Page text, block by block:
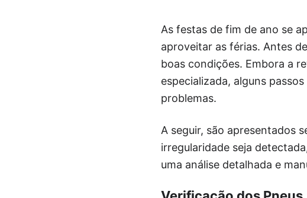
As festas de fim de ano se
aproveitar as férias. Antes
boas condições. Embora a
especializada, alguns
problemas.
A seguir, são apresentados
irregularidade seja
uma análise detalhada e